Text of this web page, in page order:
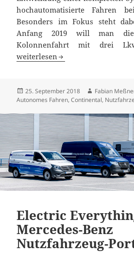
hochautomatisierte Fahren
Besonders im Fokus steht
Anfang 2019 will man
Kolonnenfahrt mit drei
Partnerschaft zwischen
weiterlesen
Veröffentlicht
am
25. September 2018 Autor
Fabian
Autonomes Fahren,Continental,
Electric
Mercedes-Benz
Nutzfahrzeug-